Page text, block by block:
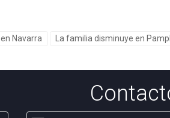
hacia tu nuevo hogar. ¿Te
nuevo hogar en Pamplona.
Navarra La familia disminuye en